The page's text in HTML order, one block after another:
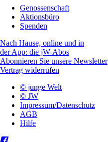
Genossenschaft
Aktionsbüro
Spenden
Nach Hause, online und in
der App: die jW-Abos
Abonnieren Sie unsere Newsletter
Vertrag widerrufen
© junge Welt
© JW
Impressum/Datenschutz
AGB
Hilfe